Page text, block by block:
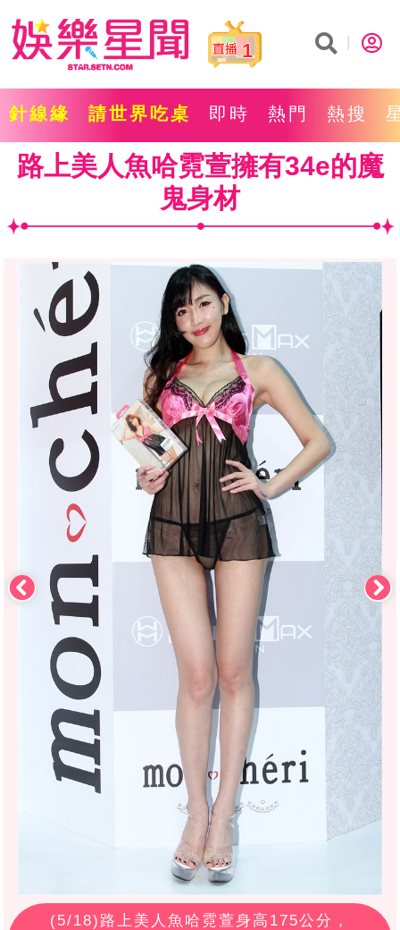
1
針線緣 請世界吃桌 即時 熱門 熱搜
路上美人魚哈霓萱擁有34e的魔
鬼身材
(5/18)路上美人魚哈霓萱身高175公分，